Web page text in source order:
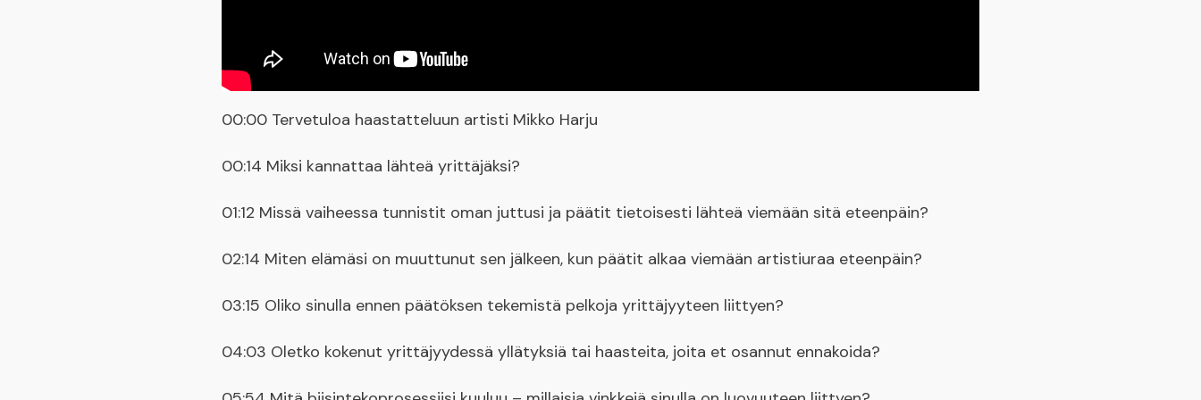
00:00 Tervetuloa haastatteluun artisti Mikko Harju
00:14 Miksi kannattaa lähteä yrittäjäksi?
01:12 Missä vaiheessa tunnistit oman juttusi ja päätit tietoisesti lähteä viemään sitä eteenpäin?
02:14 Miten elämäsi on muuttunut sen jälkeen, kun päätit alkaa viemään artistiuraa eteenpäin?
03:15 Oliko sinulla ennen päätöksen tekemistä pelkoja yrittäjyyteen liittyen?
04:03 Oletko kokenut yrittäjyydessä yllätyksiä tai haasteita, joita et osannut ennakoida?